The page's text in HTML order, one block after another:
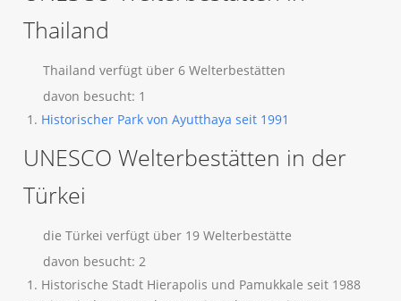
Thailand
Thailand verfügt über 6 Welterbestätten
davon besucht: 1
Historischer Park von Ayutthaya seit 1991
UNESCO Welterbestätten in der
Türkei
die Türkei verfügt über 19 Welterbestätte
davon besucht: 2
Historische Stadt Hierapolis und Pamukkale seit 1988